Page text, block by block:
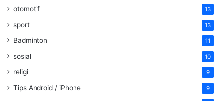
otomotif 13
sport 13
Badminton 11
sosial 10
religi 9
Tips Android / iPhone 9